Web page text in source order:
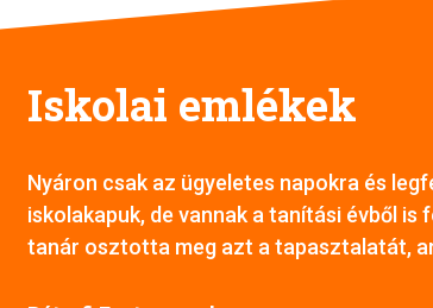
Iskolai emlékek
Nyáron csak az ügyeletes napokra és
iskolakapuk, de vannak a tanítási évből
tanár osztotta meg azt a tapasztalatát,